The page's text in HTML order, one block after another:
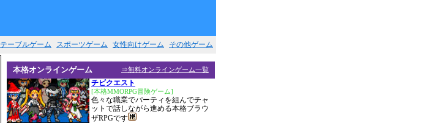
テーブルゲーム スポーツゲーム 女性向けゲーム その他ゲーム
⇒無料オンラインゲーム一覧
本格オンラインゲーム
チビクエスト
[本格MMORPG冒険ゲーム]
色々な職業でパーティを組んでチャ
ットで話しながら進める本格ブラウ
ザRPGです